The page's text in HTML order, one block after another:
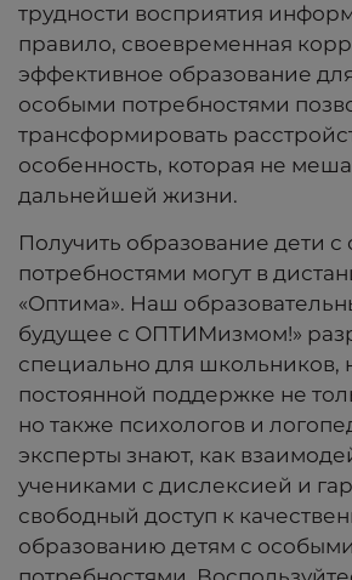
трудности восприятия
правило, своевременная
эффективное образование
особыми потребностями
трансформировать
особенность, которая не
дальнейшей жизни.
Получить образование дети
потребностями могут в
«Оптима». Наш
будущее с ОПТИМизмом!»
специально для школьников,
постоянной поддержке не
но также психологов и
эксперты знают, как
учениками с дислексией и
свободный доступ к
образованию детям с особыми